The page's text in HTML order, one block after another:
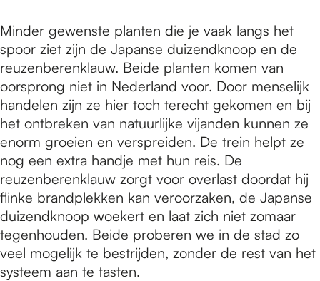
Minder gewenste planten die je vaak langs het
spoor ziet zijn de Japanse duizendknoop en de
reuzenberenklauw. Beide planten komen van
oorsprong niet in Nederland voor. Door menselijk
handelen zijn ze hier toch terecht gekomen en bij
het ontbreken van natuurlijke vijanden kunnen ze
enorm groeien en verspreiden. De trein helpt ze
nog een extra handje met hun reis. De
reuzenberenklauw zorgt voor overlast doordat hij
flinke brandplekken kan veroorzaken, de Japanse
duizendknoop woekert en laat zich niet zomaar
tegenhouden. Beide proberen we in de stad zo
veel mogelijk te bestrijden, zonder de rest van het
systeem aan te tasten.